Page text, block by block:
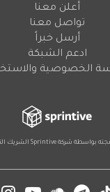
أعلن معنا
تواصل معنا
أرسل خبراً
ادعم الشبكة
الخصوصية
بواسطة شركةSprintive الشريك